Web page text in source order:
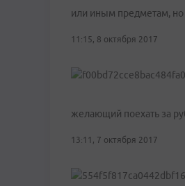
или иным предметам, но
11:15, 8 октября 2017
желающий поехать за
13:11, 7 октября 2017